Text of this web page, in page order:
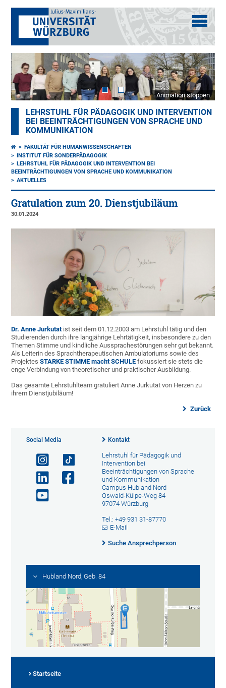
Animation stoppen
LEHRSTUHL FÜR PÄDAGOGIK UND INTERVENTION
BEI BEEINTRÄCHTIGUNGEN VON SPRACHE UND
KOMMUNIKATION
FAKULTÄT FÜR HUMANWISSENSCHAFTEN
INSTITUT FÜR SONDERPÄDAGOGIK
LEHRSTUHL FÜR PÄDAGOGIK UND INTERVENTION BEI
BEEINTRÄCHTIGUNGEN VON SPRACHE UND KOMMUNIKATION
AKTUELLES
Gratulation zum 20. Dienstjubiläum
30.01.2024
Dr. Anne Jurkutat ist seit dem 01.12.2003 am Lehrstuhl tätig und den
Studierenden durch ihre langjährige Lehrtätigkeit, insbesondere zu den
Themen Stimme und kindliche Aussprachestörungen sehr gut bekannt.
Als Leiterin des Sprachtherapeutischen Ambulatoriums sowie des
ProjektesSTARKE STIMME macht SCHULE fokussiert sie stets die
enge Verbindung von theoretischer und praktischer Ausbildung.
Das gesamte Lehrstuhlteam gratuliert Anne Jurkutat von Herzen zu
ihrem Dienstjubiläum!
Zurück
Social Media Kontakt
Lehrstuhl für Pädagogik und
Intervention bei
Beeinträchtigungen von Sprache
und Kommunikation
Campus Hubland Nord
Oswald-Külpe-Weg 84
97074 Würzburg
Tel.: +49 931 31-87770
E-Mail
Suche Ansprechperson
Hubland Nord, Geb. 84
Startseite